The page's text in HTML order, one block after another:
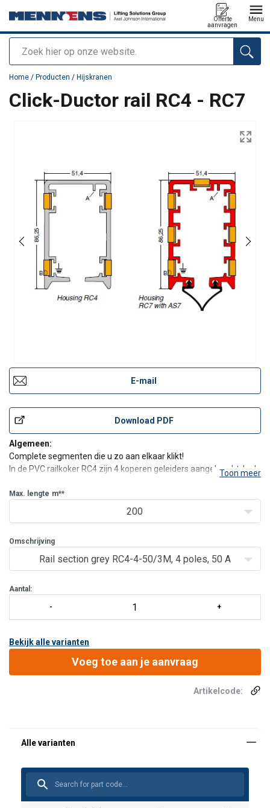
Zoeken
Offerte
aanvragen
Menu
toegevoegd aan uw offerte
Home / Producten / Hijskranen
Click-Ductor rail RC4 - RC7
E-mail
Download PDF
Algemeen:
Complete segmenten die u zo aan elkaar klikt!
In de PVC railkoker RC4 zijn 4 koperen geleiders aangebracht. In de
of 7 geleiders zijn aangebracht. De capaciteit daarvan hangt af
Toon meer
Max. lengte m**
200
Omschrijving
Rail section grey RC4-4-50/3M, 4 poles, 50 A
Aantal:
Bekijk alle varianten
Voeg toe aan je aanvraag
Artikelcode: